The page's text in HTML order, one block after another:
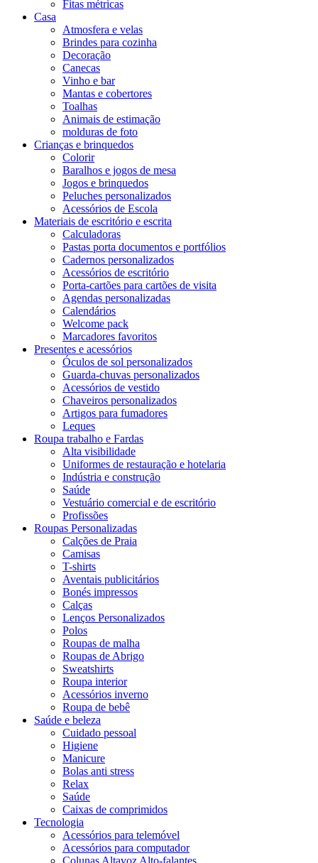
Fitas métricas
Casa
Atmosfera e velas
Brindes para cozinha
Decoração
Canecas
Vinho e bar
Mantas e cobertores
Toalhas
Animais de estimação
molduras de foto
Crianças e brinquedos
Colorir
Baralhos e jogos de mesa
Jogos e brinquedos
Peluches personalizados
Acessórios de Escola
Materiais de escritório e escrita
Calculadoras
Pastas porta documentos e portfólios
Cadernos personalizados
Acessórios de escritório
Porta-cartões para cartões de visita
Agendas personalizadas
Calendários
Welcome pack
Marcadores favoritos
Presentes e acessórios
Óculos de sol personalizados
Guarda-chuvas personalizados
Acessórios de vestido
Chaveiros personalizados
Artigos para fumadores
Leques
Roupa trabalho e Fardas
Alta visibilidade
Uniformes de restauração e hotelaria
Indústria e construção
Saúde
Vestuário comercial e de escritório
Profissões
Roupas Personalizadas
Calções de Praia
Camisas
T-shirts
Aventais publicitários
Bonés impressos
Calças
Lenços Personalizados
Polos
Roupas de malha
Roupas de Abrigo
Sweatshirts
Roupa interior
Acessórios inverno
Roupa de bebê
Saúde e beleza
Cuidado pessoal
Higiene
Manicure
Bolas anti stress
Relax
Saúde
Caixas de comprimidos
Tecnologia
Acessórios para telemóvel
Acessórios para computador
Colunas Altavoz Alto-falantes